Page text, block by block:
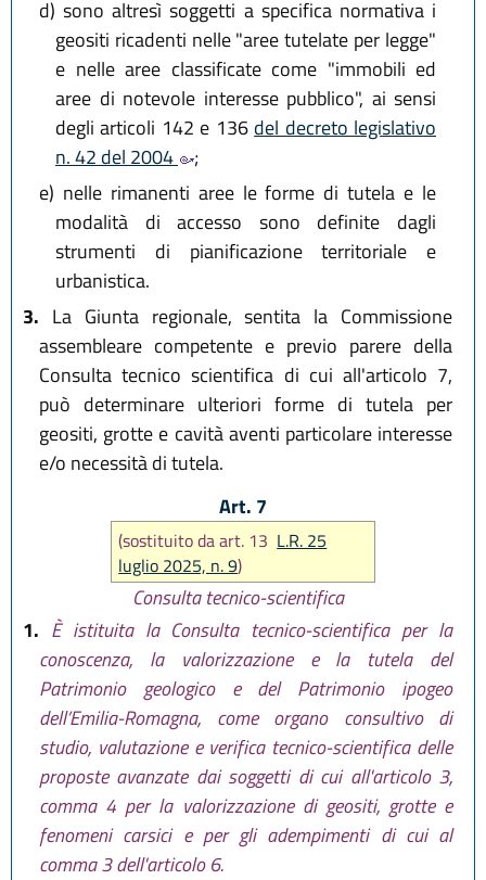
d) sono altresì soggetti a specifica normativa i
geositi ricadenti nelle "aree tutelate per legge"
e nelle aree classificate come "immobili ed
aree di notevole interesse pubblico", ai sensi
degli articoli 142 e 136 del decreto legislativo
n. 42 del 2004
;
e) nelle rimanenti aree le forme di tutela e le
modalità di accesso sono definite dagli
strumenti di pianificazione territoriale e
urbanistica.
3. La Giunta regionale, sentita la Commissione
assembleare competente e previo parere della
Consulta tecnico scientifica di cui all'articolo 7,
può determinare ulteriori forme di tutela per
geositi, grotte e cavità aventi particolare interesse
e/o necessità di tutela.
Art. 7
(sostituito da art. 13 L.R. 25
luglio 2025, n. 9)
Consulta tecnico-scientifica
1. È istituita la Consulta tecnico-scientifica per la
conoscenza, la valorizzazione e la tutela del
Patrimonio geologico e del Patrimonio ipogeo
dell’Emilia-Romagna, come organo consultivo di
studio, valutazione e verifica tecnico-scientifica delle
proposte avanzate dai soggetti di cui all'articolo 3,
comma 4 per la valorizzazione di geositi, grotte e
fenomeni carsici e per gli adempimenti di cui al
comma 3 dell'articolo 6.